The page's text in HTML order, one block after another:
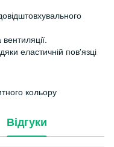
еластичній пов'язці
кольору
Відгуки